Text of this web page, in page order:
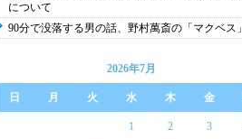
について
90分で没落する男の話、野村萬斎の「マクベス」
2026年7月
日 月 火 水 木 金
1 2 3